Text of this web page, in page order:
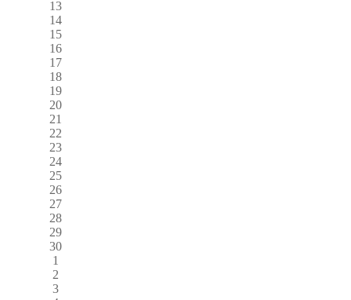
13
14
15
16
17
18
19
20
21
22
23
24
25
26
27
28
29
30
1
2
3